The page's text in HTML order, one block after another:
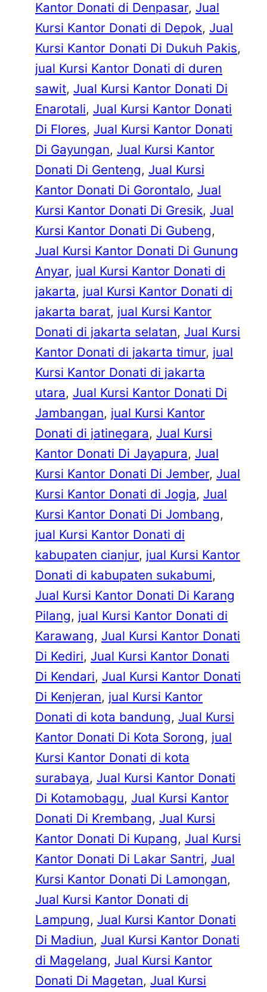
Kantor Donati di Denpasar, Jual
Kursi Kantor Donati di Depok, Jual
Kursi Kantor Donati Di Dukuh Pakis
jual Kursi Kantor Donati di duren
sawit, Jual Kursi Kantor Donati Di
Enarotali, Jual Kursi Kantor Donati
Di Flores, Jual Kursi Kantor Donati
Di Gayungan, Jual Kursi Kantor
Donati Di Genteng, Jual Kursi
Kantor Donati Di Gorontalo, Jual
Kursi Kantor Donati Di Gresik, Jual
Kursi Kantor Donati Di Gubeng
Jual Kursi Kantor Donati Di Gunung
Anyar, jual Kursi Kantor Donati di
jakarta, jual Kursi Kantor Donati di
jakarta barat, jual Kursi Kantor
Donati di jakarta selatan, Jual Kursi
Kantor Donati di jakarta timur, jual
Kursi Kantor Donati di jakarta
utara, Jual Kursi Kantor Donati Di
Jambangan, jual Kursi Kantor
Donati di jatinegara, Jual Kursi
Kantor Donati Di Jayapura, Jual
Kursi Kantor Donati Di Jember, Jual
Kursi Kantor Donati di Jogja, Jual
Kursi Kantor Donati Di Jombang
jual Kursi Kantor Donati di
kabupaten cianjur, jual Kursi Kantor
Donati di kabupaten sukabumi
Jual Kursi Kantor Donati Di Karang
Pilang, jual Kursi Kantor Donati di
Karawang, Jual Kursi Kantor Donati
Di Kediri, Jual Kursi Kantor Donati
Di Kendari, Jual Kursi Kantor Donati
Di Kenjeran, jual Kursi Kantor
Donati di kota bandung, Jual Kursi
Kantor Donati Di Kota Sorong, jual
Kursi Kantor Donati di kota
surabaya, Jual Kursi Kantor Donati
Di Kotamobagu, Jual Kursi Kantor
Donati Di Krembang, Jual Kursi
Kantor Donati Di Kupang, Jual Kursi
Kantor Donati Di Lakar Santri, Jual
Kursi Kantor Donati Di Lamongan
Jual Kursi Kantor Donati di
Lampung, Jual Kursi Kantor Donati
Di Madiun, Jual Kursi Kantor Donati
di Magelang, Jual Kursi Kantor
Donati Di Magetan, Jual Kursi